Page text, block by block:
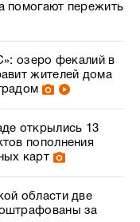
помогают пережить
озеро фекалий в
жителей дома
открылись 13
пополнения
карт
области две
за